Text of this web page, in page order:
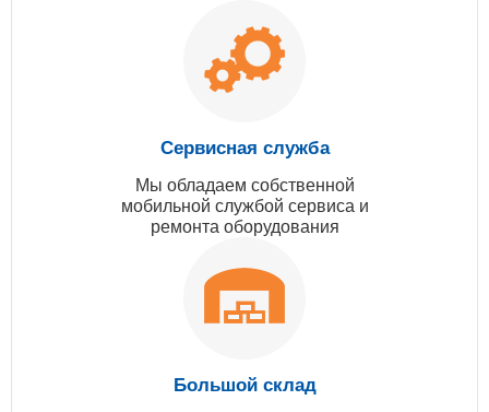
Сервисная служба
Мы обладаем собственной
мобильной службой сервиса и
ремонта оборудования
Большой склад